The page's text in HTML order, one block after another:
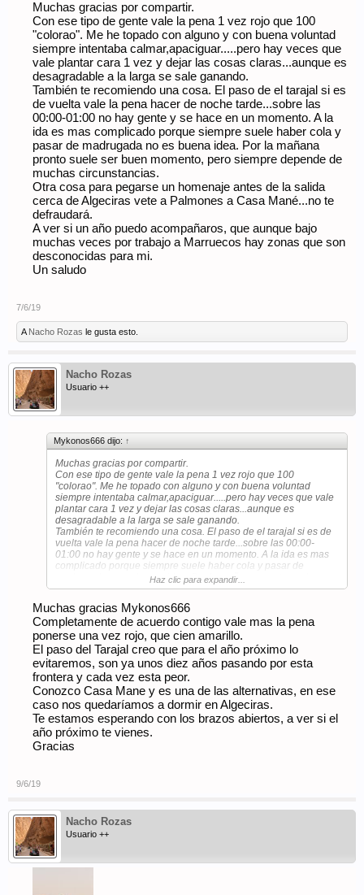
Muchas gracias por compartir.
Con ese tipo de gente vale la pena 1 vez rojo que 100
"colorao". Me he topado con alguno y con buena voluntad
siempre intentaba calmar,apaciguar.....pero hay veces que
vale plantar cara 1 vez y dejar las cosas claras...aunque es
desagradable a la larga se sale ganando.
También te recomiendo una cosa. El paso de el tarajal si es
de vuelta vale la pena hacer de noche tarde...sobre las
00:00-01:00 no hay gente y se hace en un momento. A la
ida es mas complicado porque siempre suele haber cola y
pasar de madrugada no es buena idea. Por la mañana
pronto suele ser buen momento, pero siempre depende de
muchas circunstancias.
Otra cosa para pegarse un homenaje antes de la salida
cerca de Algeciras vete a Palmones a Casa Mané...no te
defraudará.
A ver si un año puedo acompañaros, que aunque bajo
muchas veces por trabajo a Marruecos hay zonas que son
desconocidas para mi.
Un saludo
7/6/19
A Nacho Rozas le gusta esto.
Nacho Rozas
Usuario ++
Mykonos666 dijo: ↑
Muchas gracias por compartir.
Con ese tipo de gente vale la pena 1 vez rojo que 100
"colorao". Me he topado con alguno y con buena voluntad
siempre intentaba calmar,apaciguar.....pero hay veces que vale
plantar cara 1 vez y dejar las cosas claras...aunque es
desagradable a la larga se sale ganando.
También te recomiendo una cosa. El paso de el tarajal si es de
vuelta vale la pena hacer de noche tarde...sobre las 00:00-
01:00 no hay gente y se hace en un momento. A la ida es mas
complicado porque siempre suele haber cola y pasar de
madrugada no es buena idea. Por la mañana pronto suele ser
buen momento, pero siempre depende de muchas
Otra cosa para pegarse un homenaje antes de la salida cerca
de Algeciras vete a Palmones a Casa Mané...no te defraudará.
A ver si un año puedo acompañaros, que aunque bajo muchas
veces por trabajo a Marruecos hay zonas que son
desconocidas para mi.
Un saludo
Haz clic para expandir...
Muchas gracias Mykonos666
Completamente de acuerdo contigo vale mas la pena
ponerse una vez rojo, que cien amarillo.
El paso del Tarajal creo que para el año próximo lo
evitaremos, son ya unos diez años pasando por esta
frontera y cada vez esta peor.
Conozco Casa Mane y es una de las alternativas, en ese
caso nos quedaríamos a dormir en Algeciras.
Te estamos esperando con los brazos abiertos, a ver si el
año próximo te vienes.
Gracias
9/6/19
Nacho Rozas
Usuario ++